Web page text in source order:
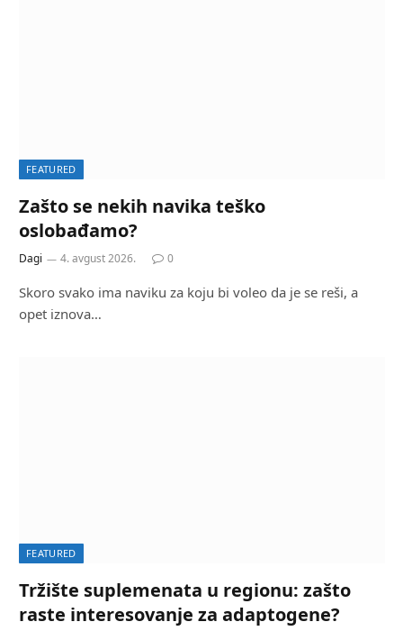
FEATURED
Zašto se nekih navika teško
oslobađamo?
Dagi 4. avgust 2026. 0
Skoro svako ima naviku za koju bi voleo da je se reši, a
opet iznova…
FEATURED
Tržište suplemenata u regionu: zašto
raste interesovanje za adaptogene?